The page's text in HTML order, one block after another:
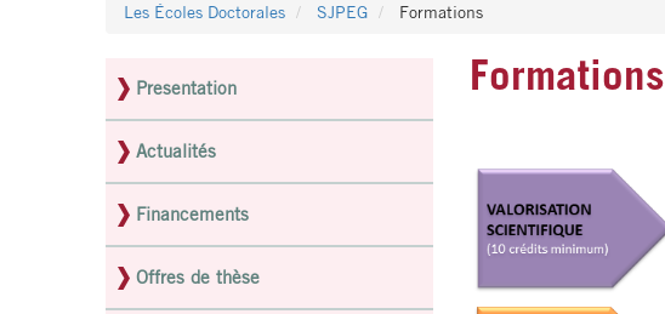
Les Écoles Doctorales SJPEG Formations
Menu
latéral
pages
ED
Presentation
Actualités
Financements
Offres de thèse
Formations